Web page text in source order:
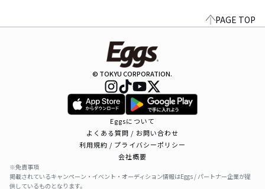
PAGE TOP
© TOKYU CORPORATION.
Eggsについて
よくある質問 / お問い合わせ
利用規約 / プライバシーポリシー
会社概要
※免責事項
掲載されているキャンペーン・イベント・オーディション情報はEggs / パートナー企業が提
供しているものとなります。